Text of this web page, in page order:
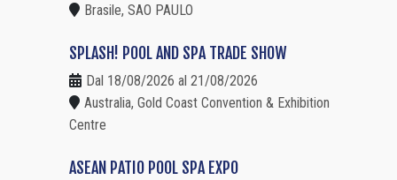
Brasile, SAO PAULO
SPLASH! POOL AND SPA TRADE SHOW
Dal 18/08/2026 al 21/08/2026
Australia, Gold Coast Convention & Exhibition
Centre
ASEAN PATIO POOL SPA EXPO